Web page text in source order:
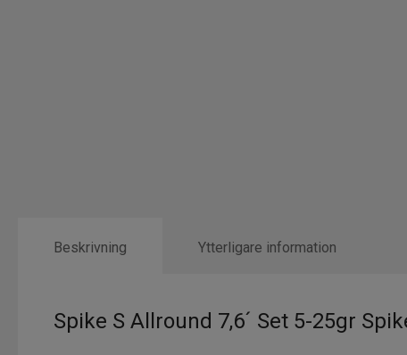
Beskrivning
Spike S Allround 7,6´ Set 5-25gr
Ytterligare information